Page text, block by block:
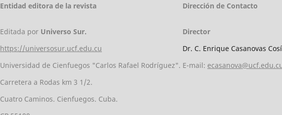
Entidad editora de la revista Dirección de Contacto
Editada por Universo Sur.
https://universosur.ucf.edu.cu
Universidad de Cienfuegos "Carlos Rafael Rodríguez".
Carretera a Rodas km 3 1/2.
Cuatro Caminos. Cienfuegos. Cuba.
Director
Dr. C. Enrique Casanovas
E-mail: